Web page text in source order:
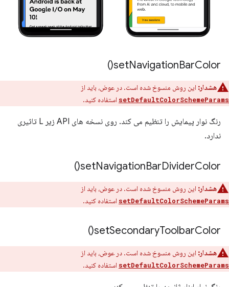
setNavigationBarColor(
)
هشدار: این روش منسوخ شده است. در عوض، باید از
setDefaultColorSchemeParams استفاده کنید.
رنگ نوار پیمایش را تنظیم می کند. روی نسخه های API زیر L تاثیری
ندارد.
setNavigationBarDividerColor(
)
هشدار: این روش منسوخ شده است. در عوض، باید از
setDefaultColorSchemeParams استفاده کنید.
setSecondaryToolbarColor(
)
هشدار: این روش منسوخ شده است. در عوض، باید از
setDefaultColorSchemeParams استفاده کنید.